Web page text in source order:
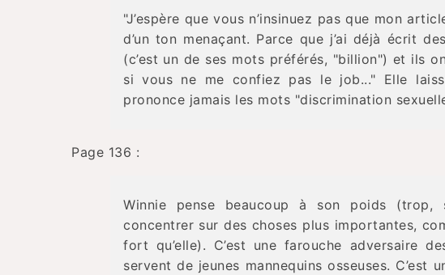
"J’espère que vous n’insinuez pas que mon
d’un ton menaçant. Parce que j’ai déjà écrit
(c’est un de ses mots préférés, "billion") et ils
si vous ne me confiez pas le job..." Elle
prononce jamais les mots "discrimination
Page 136 :
Winnie pense beaucoup à son poids (trop,
concentrer sur des choses plus importantes,
fort qu’elle). C’est une farouche adversaire
servent de jeunes mannequins osseuses. C’est